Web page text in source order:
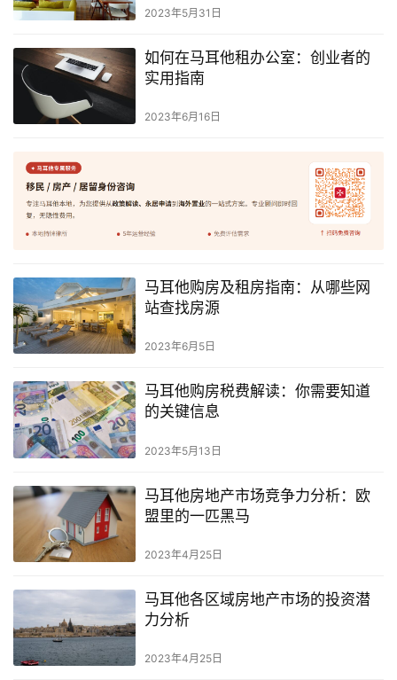
2023年5月31日
如何在马耳他租办公室：创业者的
实用指南
2023年6月16日
马耳他购房及租房指南：从哪些网
站查找房源
2023年6月5日
马耳他购房税费解读：你需要知道
的关键信息
2023年5月13日
马耳他房地产市场竞争力分析：欧
盟里的一匹黑马
2023年4月25日
马耳他各区域房地产市场的投资潜
力分析
2023年4月25日